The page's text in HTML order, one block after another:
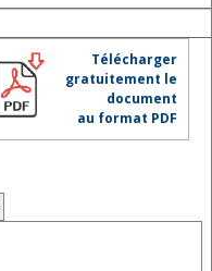
Télécharger
gratuitement le
document
au format PDF